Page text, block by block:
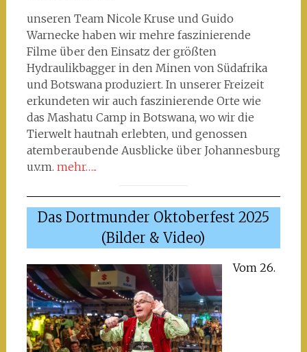
unseren Team Nicole Kruse und Guido
Warnecke haben wir mehre faszinierende
Filme über den Einsatz der größten
Hydraulikbagger in den Minen von Südafrika
und Botswana produziert. In unserer Freizeit
erkundeten wir auch faszinierende Orte wie
das Mashatu Camp in Botswana, wo wir die
Tierwelt hautnah erlebten, und genossen
atemberaubende Ausblicke über Johannesburg
u.v.m. mehr…..
Das Dortmunder Oktoberfest 2025
(Bilder & Video)
Vom 26.